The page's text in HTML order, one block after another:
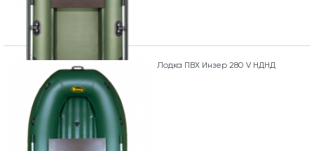
Лодка ПВХ Инзер 280 V НДНД